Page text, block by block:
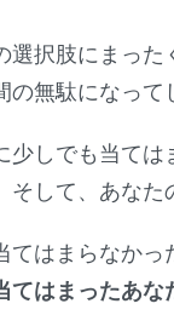
択肢にまった
無駄になって
しでも当ては
して、あな
はまらなかっ
てはまったあな